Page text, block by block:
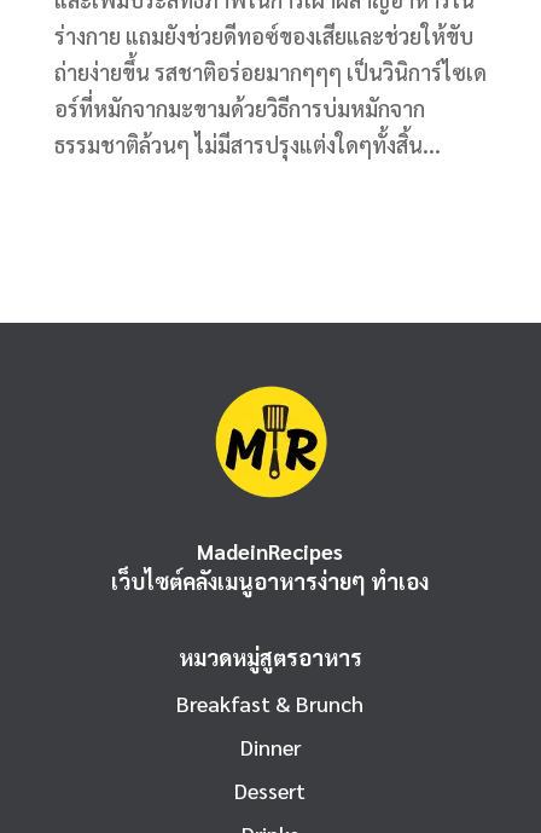
ร่างกาย แถมยังช่วยดีทอซ์ของเสียและช่วยให้ขับ
ถ่ายง่ายขึ้น รสชาติอร่อยมากๆๆๆ เป็นวินิการ์ไซเด
อร์ที่หมักจากมะขามด้วยวิธีการบ่มหมักจาก
ธรรมชาติล้วนๆ ไม่มีสารปรุงแต่งใดๆทั้งสิ้น...
MadeinRecipes
เว็บไซต์คลังเมนูอาหารง่ายๆ ทำเอง
หมวดหมู่สูตรอาหาร
Breakfast & Brunch
Dinner
Dessert